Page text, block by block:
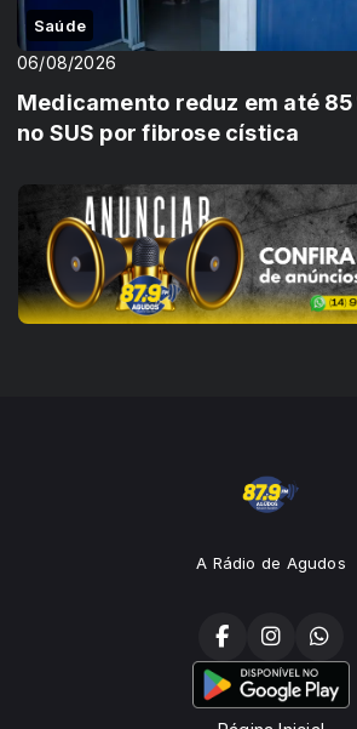
Saúde
06/08/2026
Medicamento reduz em até
no SUS por fibrose cística
A Rádio de Agudos